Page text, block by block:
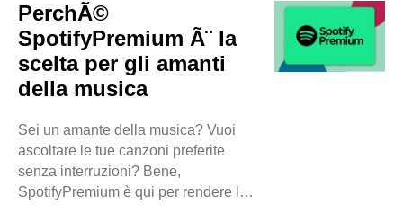
PerchÃ©
SpotifyPremium Ã¨ la
scelta per gli amanti
della musica
Sei un amante della musica? Vuoi
ascoltare le tue canzoni preferite
senza interruzioni? Bene,
SpotifyPremium è qui per rendere la